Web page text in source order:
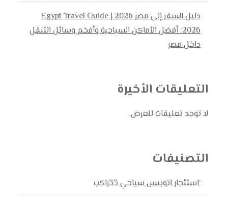
دليل السفر إلى مصر 2026 | Egypt Travel Guide
2026: أفضل الأماكن السياحية وأفخم وسائل التنقل
داخل مصر
التعليقات الأخيرة
لا توجد تعليقات للعرض.
التصنيفات
‘استئجار اتوبيس سياحي 33راكب